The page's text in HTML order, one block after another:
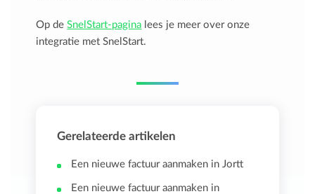
Op deSnelStart-pagina lees je meer over onze
integratie met SnelStart.
Gerelateerde artikelen
Een nieuwe factuur aanmaken in Jortt
Een nieuwe factuur aanmaken in